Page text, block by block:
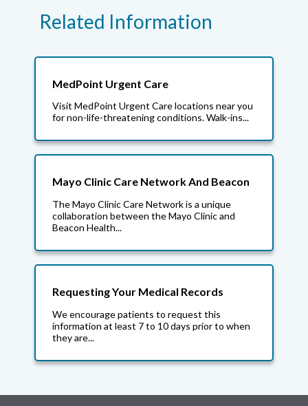
Related Information
MedPoint Urgent Care
Visit MedPoint Urgent Care locations near you
for non-life-threatening conditions. Walk-ins...
Mayo Clinic Care Network And Beacon
The Mayo Clinic Care Network is a unique
collaboration between the Mayo Clinic and
Beacon Health...
Requesting Your Medical Records
We encourage patients to request this
information at least 7 to 10 days prior to when
they are...